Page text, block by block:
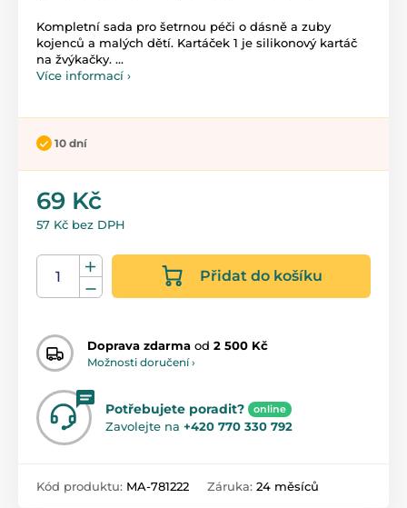
Kompletní sada pro šetrnou péči o dásně a zuby
kojenců a malých dětí. Kartáček 1 je silikonový kartáč
na žvýkačky. ...
Více informací ›
10 dní
69 Kč
57 Kč bez DPH
Přidat do košíku
Doprava zdarma od 2 500 Kč
Možnosti doručení ›
Potřebujete poradit? online
Zavolejte na +420 770 330 792
Kód produktu: MA-781222 Záruka: 24 měsíců